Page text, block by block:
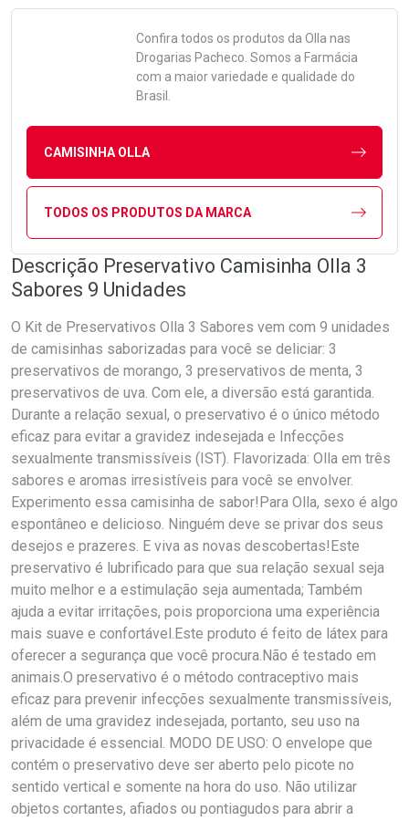
Confira todos os produtos da Olla nas
Drogarias Pacheco. Somos a Farmácia
com a maior variedade e qualidade do
Brasil.
CAMISINHA OLLA
TODOS OS PRODUTOS DA MARCA
Descrição Preservativo Camisinha Olla 3
Sabores 9 Unidades
O Kit de Preservativos Olla 3 Sabores vem com 9 unidades
de camisinhas saborizadas para você se deliciar: 3
preservativos de morango, 3 preservativos de menta, 3
preservativos de uva. Com ele, a diversão está garantida.
Durante a relação sexual, o preservativo é o único método
eficaz para evitar a gravidez indesejada e Infecções
sexualmente transmissíveis (IST). Flavorizada: Olla em três
sabores e aromas irresistíveis para você se envolver.
Experimento essa camisinha de sabor!Para Olla, sexo é algo
espontâneo e delicioso. Ninguém deve se privar dos seus
desejos e prazeres. E viva as novas descobertas!Este
preservativo é lubrificado para que sua relação sexual seja
muito melhor e a estimulação seja aumentada; Também
ajuda a evitar irritações, pois proporciona uma experiência
mais suave e confortável.Este produto é feito de látex para
oferecer a segurança que você procura.Não é testado em
animais.O preservativo é o método contraceptivo mais
eficaz para prevenir infecções sexualmente transmissíveis,
além de uma gravidez indesejada, portanto, seu uso na
privacidade é essencial. MODO DE USO: O envelope que
contém o preservativo deve ser aberto pelo picote no
sentido vertical e somente na hora do uso. Não utilizar
objetos cortantes, afiados ou pontiagudos para abrir a